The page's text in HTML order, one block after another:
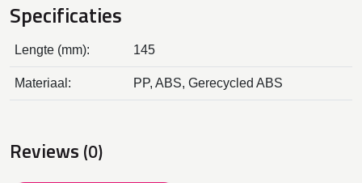
Specificaties
Lengte (mm): 145
Materiaal: PP, ABS, Gerecycled ABS
Reviews (0)